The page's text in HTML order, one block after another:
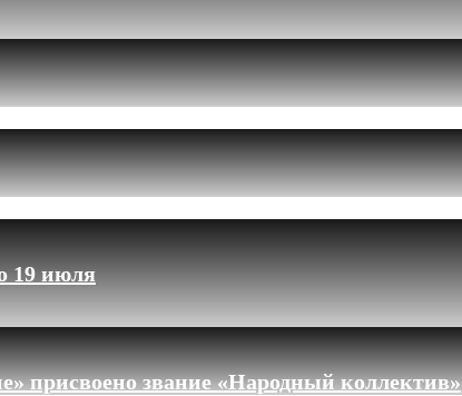
19 июля
присвоено звание «Народный коллектив»